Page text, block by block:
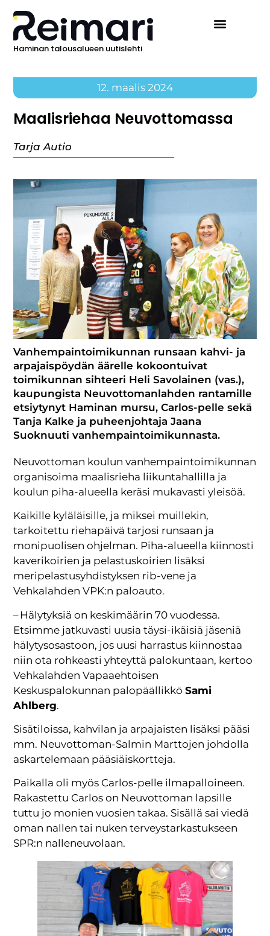
Haminan talousalueen uutislehti
12. maalis 2024
Maalisriehaa Neuvottomassa
Tarja Autio
Vanhempaintoimikunnan runsaan kahvi- ja
arpajaispöydän äärelle kokoontuivat
toimikunnan sihteeri Heli Savolainen (vas.),
kaupungista Neuvottomanlahden rantamille
etsiytynyt Haminan mursu, Carlos-pelle sekä
Tanja Kalke ja puheenjohtaja Jaana
Suoknuuti vanhempaintoimikunnasta.
Neuvottoman koulun vanhempaintoimikunnan
organisoima maalisrieha liikuntahallilla ja
koulun piha-alueella keräsi mukavasti yleisöä.
Kaikille kyläläisille, ja miksei muillekin,
tarkoitettu riehapäivä tarjosi runsaan ja
monipuolisen ohjelman. Piha-alueella kiinnosti
kaverikoirien ja pelastuskoirien lisäksi
meripelastusyhdistyksen rib-vene ja
Vehkalahden VPK:n paloauto.
– Hälytyksiä on keskimäärin 70 vuodessa.
Etsimme jatkuvasti uusia täysi-ikäisiä jäseniä
hälytysosastoon, jos uusi harrastus kiinnostaa
niin ota rohkeasti yhteyttä palokuntaan, kertoo
Vehkalahden Vapaaehtoisen
Keskuspalokunnan palopäällikköSami
Ahlberg.
Sisätiloissa, kahvilan ja arpajaisten lisäksi pääsi
mm. Neuvottoman-Salmin Marttojen johdolla
askartelemaan pääsiäiskortteja.
Paikalla oli myös Carlos-pelle ilmapalloineen.
Rakastettu Carlos on Neuvottoman lapsille
tuttu jo monien vuosien takaa. Sisällä sai viedä
oman nallen tai nuken terveystarkastukseen
SPR:n nalleneuvolaan.